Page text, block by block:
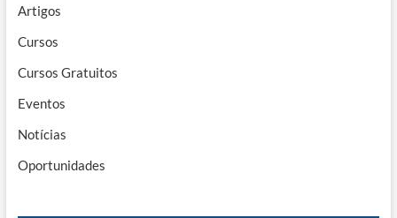
Artigos
Cursos
Cursos Gratuitos
Eventos
Notícias
Oportunidades